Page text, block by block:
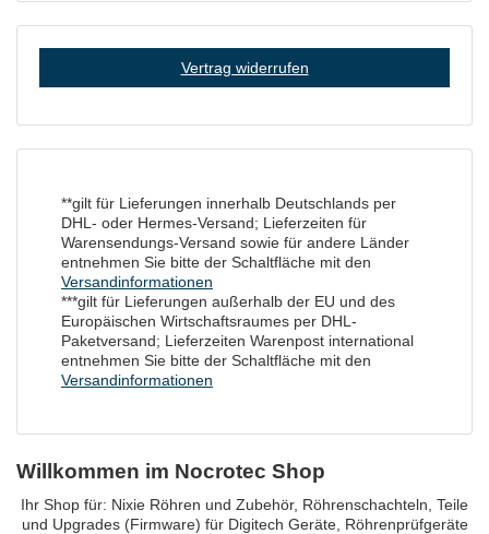
Willkommen im Nocrotec Shop
Ihr Shop für: Nixie Röhren und Zubehör, Röhrenschachteln, Teile
und Upgrades (Firmware) für Digitech Geräte, Röhrenprüfgeräte
Vertrag widerrufen
**gilt für Lieferungen innerhalb Deutschlands per
DHL- oder Hermes-Versand; Lieferzeiten für
Warensendungs-Versand sowie für andere Länder
entnehmen Sie bitte der Schaltfläche mit den
Versandinformationen
***gilt für Lieferungen außerhalb der EU und des
Europäischen Wirtschaftsraumes per DHL-
Paketversand; Lieferzeiten Warenpost international
entnehmen Sie bitte der Schaltfläche mit den
Versandinformationen